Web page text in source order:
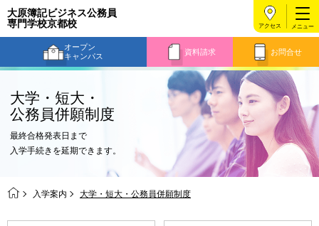
大原簿記ビジネス公務員
専門学校京都校
オープン
キャンパス
資料請求 お問合せ
アクセス
大学・短大・
公務員併願制度
最終合格発表日まで
入学手続きを延期できます。
入学案内 大学・短大・公務員併願制度